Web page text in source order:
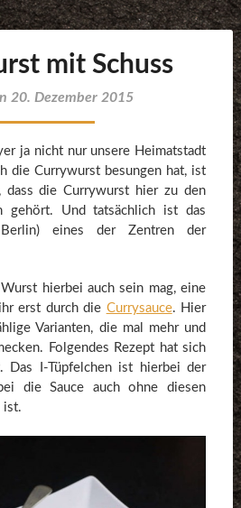
mit Schuss
20. Dezember 2015
ja nicht nur unsere Heimatstadt
die Currywurst besungen hat, ist
dass die Currywurst hier zu den
gehört. Und tatsächlich ist das
Berlin) eines der Zentren der
hierbei auch sein mag, eine
erst durch die Currysauce. Hier
Varianten, die mal mehr und
Folgendes Rezept hat sich
Das I-Tüpfelchen ist hierbei der
die Sauce auch ohne diesen
ist.